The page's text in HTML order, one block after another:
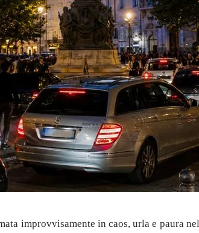
improvvisamente in caos, urla e paura